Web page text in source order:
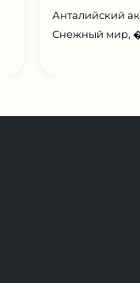
Анталийский
Снежный мир,